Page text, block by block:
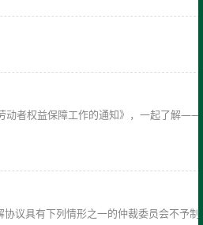
动者权益保障工作的通知》，一起了解
议具有下列情形之一的仲裁委员会不予